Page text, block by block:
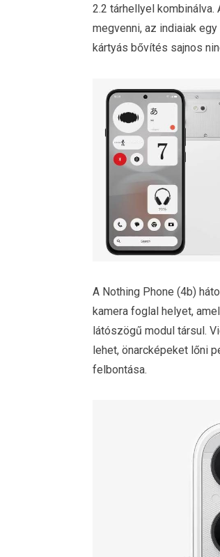
2.2 tárhellyel
megvenni, az indiaiak
kártyás bővítés sajnos
A Nothing Phone (4b)
kamera foglal helyet,
látószögű modul társul.
lehet, önarcképeket lőni
felbontása.